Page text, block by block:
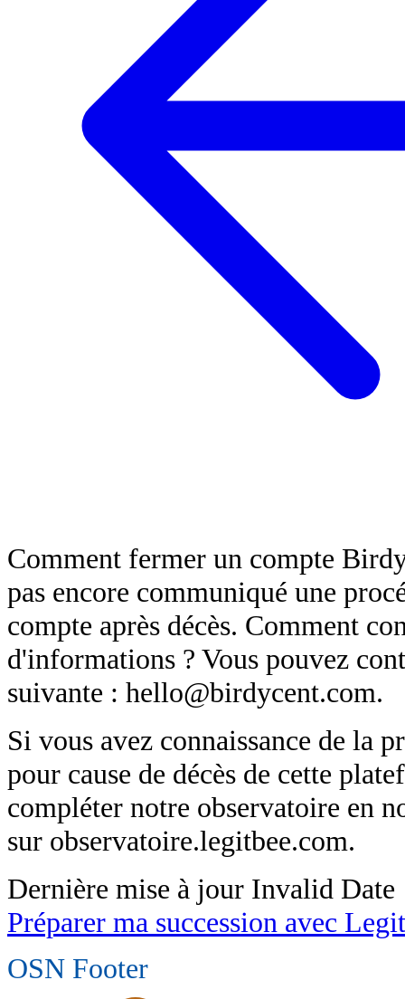
Comment fermer un compte
pas encore communiqué une
compte après décès. Comment
d'informations ? Vous pouvez
suivante : hello@birdycent.com.
Si vous avez connaissance de la
pour cause de décès de cette
compléter notre observatoire en
sur observatoire.legitbee.com.
Dernière mise à jour Invalid Date
Préparer ma succession avec
OSN Footer